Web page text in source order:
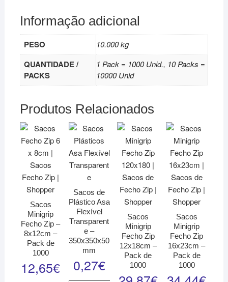
Informação adicional
PESO 10.000 kg
QUANTIDADE /
PACKS
1 Pack = 1000 Unid., 10 Packs =
10000 Unid
Produtos Relacionados
Sacos
Minigrip
Fecho Zip –
8x12cm –
Pack de
1000
12,65€
Sacos de
Plástico Asa
Flexível
Transparent
e –
350x350x50
mm
0,27€
Sacos
Minigrip
Fecho Zip
12x18cm –
Pack de
1000
Sacos
Minigrip
Fecho Zip
16x23cm –
Pack de
1000